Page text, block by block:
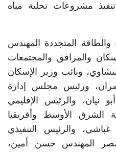
مشروعات تحلية مياه
والطاقة المتجددة المهندس
والمرافق والمجتمعات
ونائب وزير الإسكان
ورئيس مجلس إدارة
نيان، والرئيس الإقليمي
الشرق الأوسط وأفريقيا
والرئيس التنفيذي
المهندس حسن أمين،